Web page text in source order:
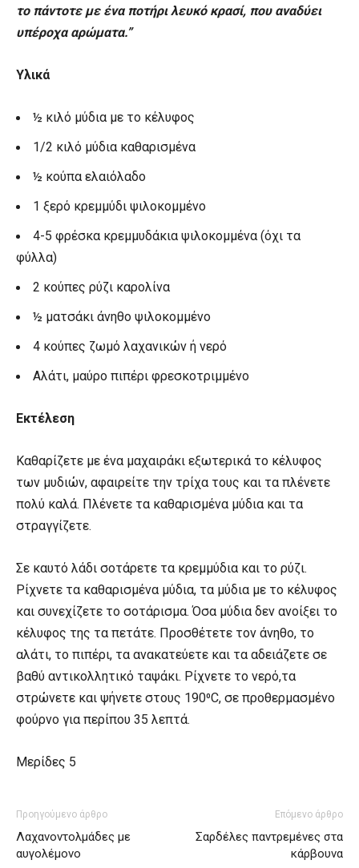
το πάντοτε με ένα ποτήρι λευκό κρασί, που αναδύει
υπέροχα αρώματα.”
Υλικά
½ κιλό μύδια με το κέλυφος
1/2 κιλό μύδια καθαρισμένα
½ κούπα ελαιόλαδο
1 ξερό κρεμμύδι ψιλοκομμένο
4-5 φρέσκα κρεμμυδάκια ψιλοκομμένα (όχι τα
φύλλα)
2 κούπες ρύζι καρολίνα
½ ματσάκι άνηθο ψιλοκομμένο
4 κούπες ζωμό λαχανικών ή νερό
Αλάτι, μαύρο πιπέρι φρεσκοτριμμένο
Εκτέλεση
Καθαρίζετε με ένα μαχαιράκι εξωτερικά το κέλυφος
των μυδιών, αφαιρείτε την τρίχα τους και τα πλένετε
πολύ καλά. Πλένετε τα καθαρισμένα μύδια και τα
στραγγίζετε.
Σε καυτό λάδι σοτάρετε τα κρεμμύδια και το ρύζι.
Ρίχνετε τα καθαρισμένα μύδια, τα μύδια με το κέλυφος
και συνεχίζετε το σοτάρισμα. Όσα μύδια δεν ανοίξει το
κέλυφος της τα πετάτε. Προσθέτετε τον άνηθο, το
αλάτι, το πιπέρι, τα ανακατεύετε και τα αδειάζετε σε
βαθύ αντικολλητικό ταψάκι. Ρίχνετε το νερό,τα
στρώνετε και ψήνετε στους 190⁰C, σε προθερμασμένο
φούρνο για περίπου 35 λεπτά.
Μερίδες 5
Προηγούμενο άρθρο
Λαχανοντολμάδες με
αυγολέμονο
Επόμενο άρθρο
Σαρδέλες παντρεμένες στα
κάρβουνα